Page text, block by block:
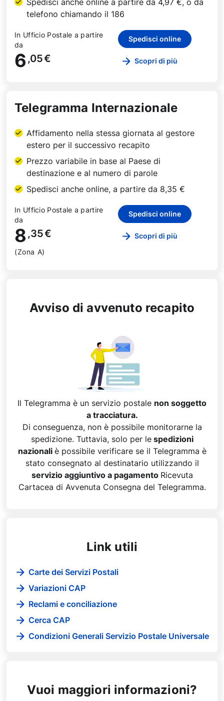
Spedisci anche online a partire da 4,97 €, o da
telefono chiamando il 186
In Ufficio Postale a partire
da
6 ,05€
Spedisci online
Scopri di più
Telegramma Internazionale
Affidamento nella stessa giornata al gestore
estero per il successivo recapito
Prezzo variabile in base al Paese di
destinazione e al numero di parole
Spedisci anche online, a partire da 8,35 €
In Ufficio Postale a partire
da
8 ,35€
(Zona A)
Spedisci online
Scopri di più
Avviso di avvenuto recapito
Il Telegramma è un servizio postale non soggetto
a tracciatura.
Di conseguenza, non è possibile monitorarne la
spedizione. Tuttavia, solo per lespedizioni
nazionali è possibile verificare se il Telegramma è
stato consegnato al destinatario utilizzando il
servizio aggiuntivo a pagamento Ricevuta
Cartacea di Avvenuta Consegna del Telegramma.
Link utili
Carte dei Servizi Postali
Variazioni CAP
Reclami e conciliazione
Cerca CAP
Condizioni Generali Servizio Postale Universale
Vuoi maggiori informazioni?